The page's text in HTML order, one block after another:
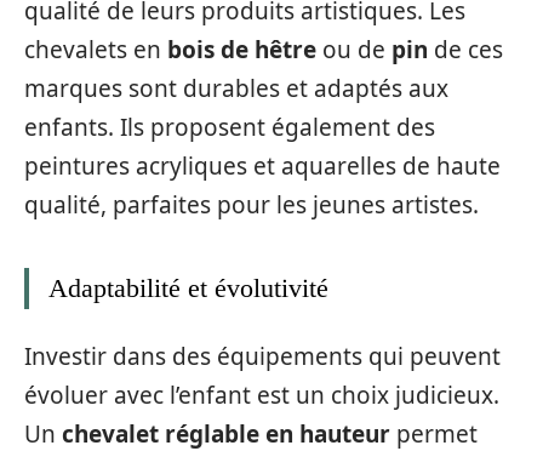
qualité de leurs produits artistiques. Les
chevalets en bois de hêtre ou de pin de ces
marques sont durables et adaptés aux
enfants. Ils proposent également des
peintures acryliques et aquarelles de haute
qualité, parfaites pour les jeunes artistes.
Adaptabilité et évolutivité
Investir dans des équipements qui peuvent
évoluer avec l’enfant est un choix judicieux.
Un chevalet réglable en hauteur permet